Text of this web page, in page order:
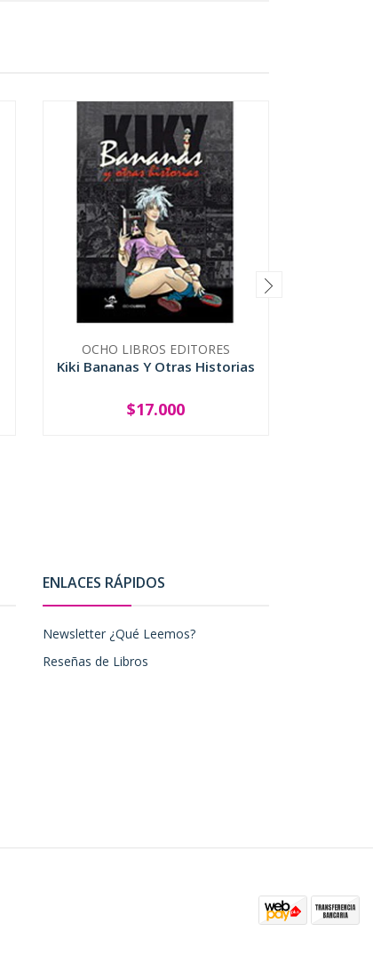
OCHO LIBROS EDITORES
Kiki Bananas Y Otras Historias
+
$17.000
ENLACES RÁPIDOS
Newsletter ¿Qué Leemos?
Reseñas de Libros